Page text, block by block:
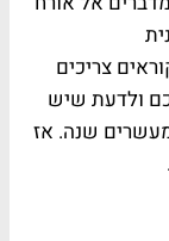
צריכים
ולדעת שיש
שנה. אז